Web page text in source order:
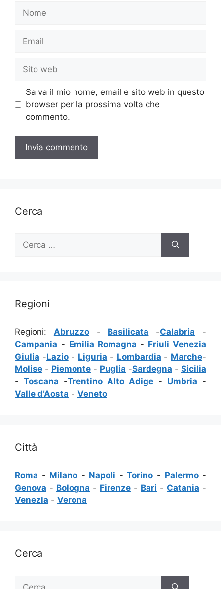
Nome
Email
Sito
web
Salva il mio nome, email e sito web in questo
browser per la prossima volta che
commento.
Cerca
per:
Regioni
Regioni: Abruzzo- Basilicata -Calabria -
Campania - Emilia Romagna - Friuli Venezia
Giulia -Lazio- Liguria - Lombardia - Marche-
Molise - Piemonte - Puglia -Sardegna - Sicilia
- Toscana -Trentino Alto Adige - Umbria -
Valle d’Aosta - Veneto
Città
Roma - Milano - Napoli -Torino - Palermo-
Genova - Bologna - Firenze - Bari - Catania -
Venezia - Verona
Cerca